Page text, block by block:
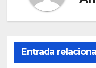
Entrada